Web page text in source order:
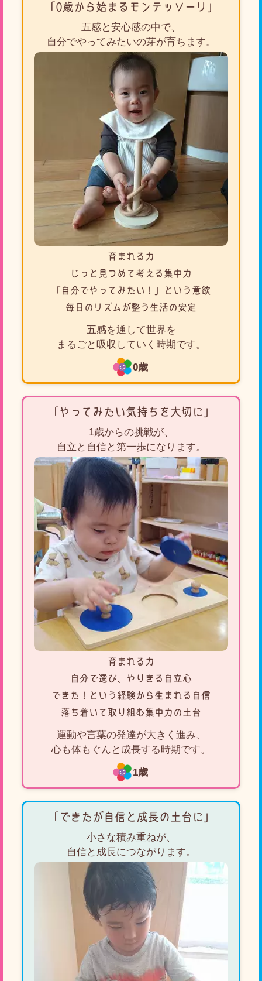
「0歳から始まるモンテッソーリ」
五感と安心感の中で、
自分でやってみたいの芽が育ちます。
育まれる力
じっと見つめて考える集中力
「自分でやってみたい！」という意欲
毎日のリズムが整う生活の安定
五感を通して世界を
まるごと吸収していく時期です。
0歳
「やってみたい気持ちを大切に」
1歳からの挑戦が、
自立と自信と第一歩になります。
育まれる力
自分で選び、やりきる自立心
できた！という経験から生まれる自信
落ち着いて取り組む集中力の土台
運動や言葉の発達が大きく進み、
心も体もぐんと成長する時期です。
1歳
「できたが自信と成長の土台に」
小さな積み重ねが、
自信と成長につながります。